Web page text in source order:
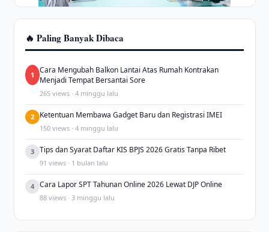
🔥 Paling Banyak Dibaca
1
Cara Mengubah Balkon Lantai Atas Rumah Kontrakan
Menjadi Tempat Bersantai Sore
265 views · 4 minggu lalu
2 Ketentuan Membawa Gadget Baru dan Registrasi IMEI
150 views · 4 minggu lalu
3 Tips dan Syarat Daftar KIS BPJS 2026 Gratis Tanpa Ribet
91 views · 1 bulan lalu
4 Cara Lapor SPT Tahunan Online 2026 Lewat DJP Online
88 views · 3 minggu lalu